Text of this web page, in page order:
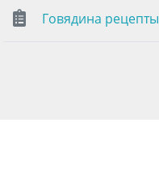
Говядина рецепты